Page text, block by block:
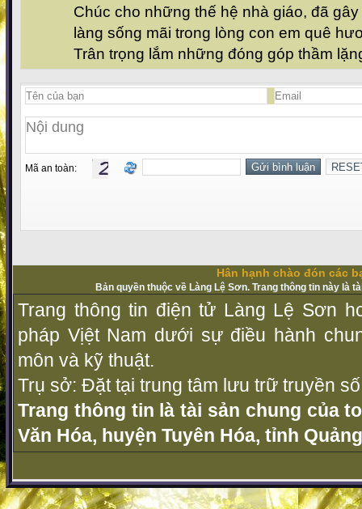
Chúc cho những thế hệ nhà giáo, đã
làng sống mãi trong lòng con em quê
Trân trọng lắm những đóng góp thầm
Mã an toàn:
Hân hạnh chào đón các
Bản quyền thuộc về Làng Lệ Sơn. Trang thông tin này là
Trang thông tin điện tử Làng Lệ Sơn
pháp Vịệt Nam dưới sự điều hành
môn và kỹ thuật.
Trụ sở: Đặt tại trung tâm lưu trữ truyền
Trang thông tin là tài sản chung của
Văn Hóa, huyện Tuyên Hóa, tỉnh